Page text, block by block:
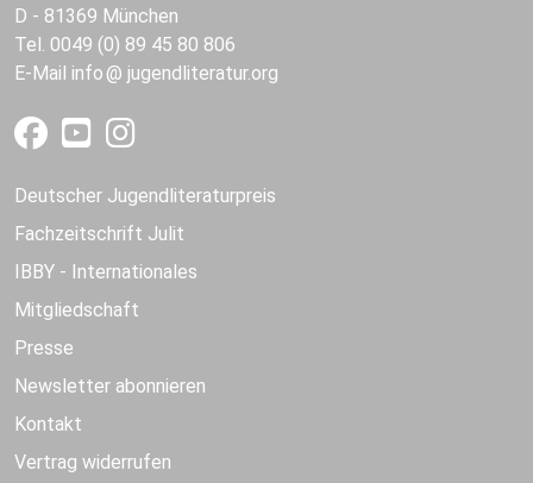
D - 81369 München
Tel. 0049 (0) 89 45 80 806
E-Mail info jugendliteratur.org
Deutscher Jugendliteraturpreis
Fachzeitschrift Julit
IBBY - Internationales
Mitgliedschaft
Presse
Newsletter abonnieren
Kontakt
Vertrag widerrufen